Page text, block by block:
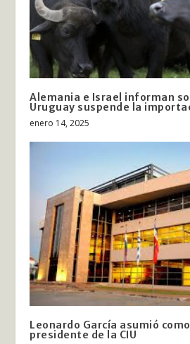
Alemania e Israel informan
Uruguay suspende la
enero 14, 2025
Leonardo García asumió
presidente de la CIU